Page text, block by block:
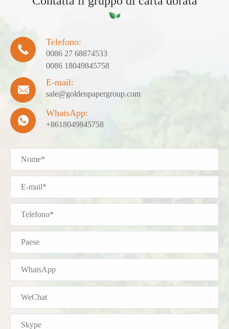

Telefono:
0086 27 68874533
0086 18049845758

E-mail:
sale@goldenpapergroup.com

WhatsApp:
+8618049845758